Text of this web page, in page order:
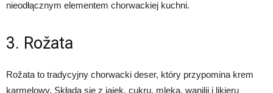
nieodłącznym elementem chorwackiej kuchni.
3. Rožata
Rožata to tradycyjny chorwacki deser, który przypomina krem
karmelowy. Składa się z jajek, cukru, mleka, wanilii i likieru